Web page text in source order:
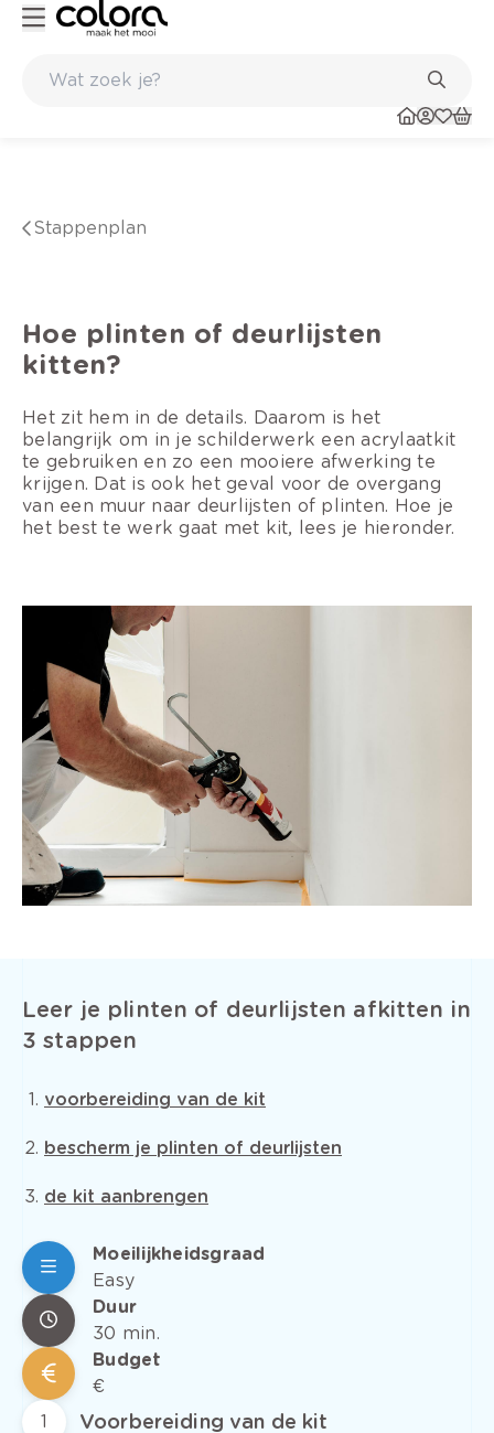
Stappenplan
Hoe plinten of deurlijsten
kitten?
Het zit hem in de details. Daarom is het
belangrijk om in je schilderwerk een acrylaatkit
te gebruiken en zo een mooiere afwerking te
krijgen. Dat is ook het geval voor de overgang
van een muur naar deurlijsten of plinten. Hoe je
het best te werk gaat met kit, lees je hieronder.
Leer je plinten of deurlijsten afkitten in
3 stappen
voorbereiding van de kit
bescherm je plinten of deurlijsten
de kit aanbrengen
Moeilijkheidsgraad
Easy
Duur
30 min.
Budget
€
1
Voorbereiding van de kit